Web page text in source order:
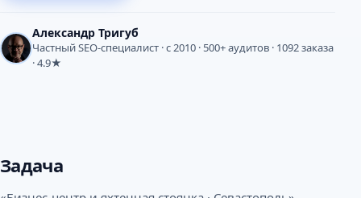
Александр Тригуб
Частный SEO-специалист · с 2010 · 500+ аудитов · 1092 заказа
· 4.9★
Задача